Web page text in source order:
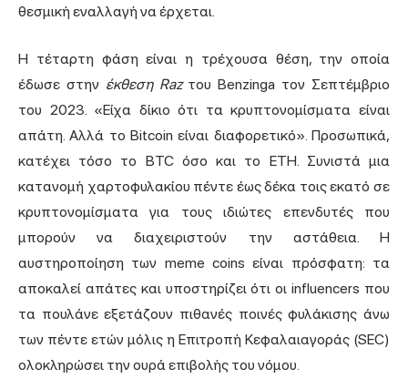
θεσμική εναλλαγή να έρχεται.
Η τέταρτη φάση είναι η τρέχουσα θέση, την οποία
έδωσε στην έκθεση Razτου Benzinga τον Σεπτέμβριο
του 2023. «Είχα δίκιο ότι τα κρυπτονομίσματα είναι
απάτη. Αλλά το Bitcoin είναι διαφορετικό». Προσωπικά,
κατέχει τόσο το BTC όσο και το ETH. Συνιστά μια
κατανομή χαρτοφυλακίου πέντε έως δέκα τοις εκατό σε
κρυπτονομίσματα για τους ιδιώτες επενδυτές που
μπορούν να διαχειριστούν την αστάθεια. Η
αυστηροποίηση των meme coins είναι πρόσφατη: τα
αποκαλεί απάτες και υποστηρίζει ότι οι influencers που
τα πουλάνε εξετάζουν πιθανές ποινές φυλάκισης άνω
των πέντε ετών μόλις η Επιτροπή Κεφαλαιαγοράς (SEC)
ολοκληρώσει την ουρά επιβολής του νόμου.